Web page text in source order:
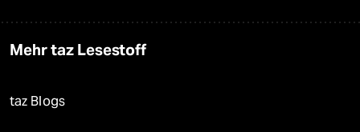
Mehr taz Lesestoff
taz Blogs